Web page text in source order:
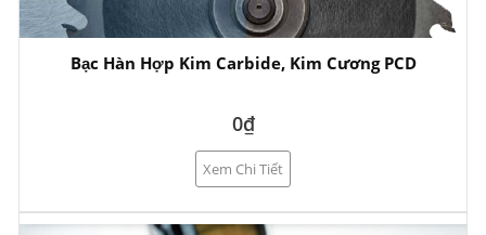
Bạc Hàn Hợp Kim Carbide, Kim Cương PCD
0₫
Xem Chi Tiết